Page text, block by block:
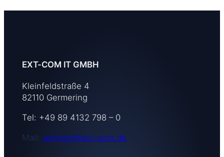
EXT-COM IT GMBH
Kleinfeldstraße 4
82110 Germering
Tel: +49 89 4132 798 – 0
Mail: anfrage@ext-com.de